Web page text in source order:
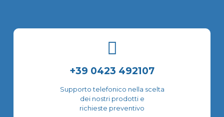
+39 0423 492107
Supporto telefonico nella scelta
dei nostri prodotti e
richieste preventivo